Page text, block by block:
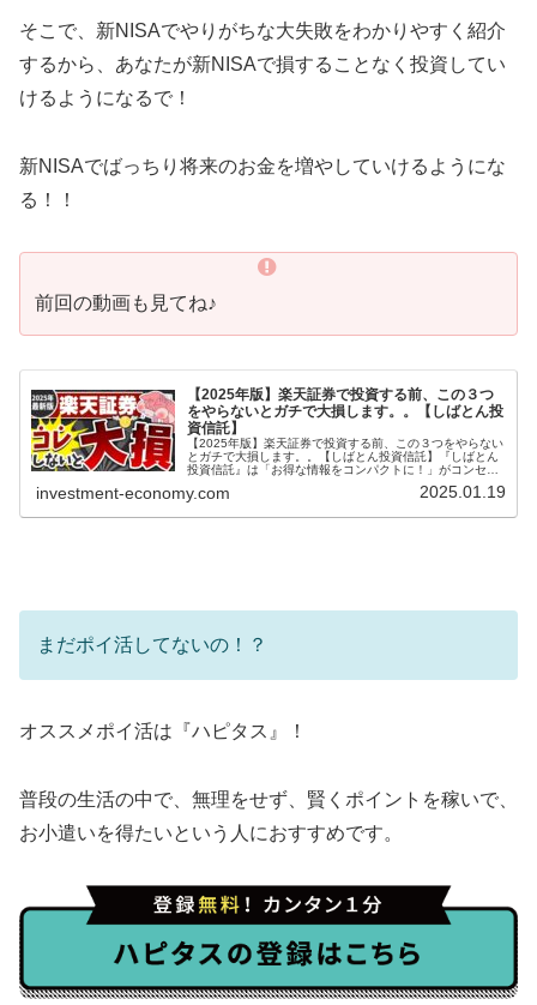
そこで、新NISAでやりがちな大失敗をわかりやすく紹介
するから、あなたが新NISAで損することなく投資してい
けるようになるで！
新NISAでばっちり将来のお金を増やしていけるようにな
る！！
前回の動画も見てね♪
【2025年版】楽天証券で投資する前、この３つ
をやらないとガチで大損します。。【しばとん投
資信託】
【2025年版】楽天証券で投資する前、この３つをやらない
とガチで大損します。。【しばとん投資信託】『しばとん
投資信託』は「お得な情報をコンパクトに！」がコンセプ
マンYouTuberが配信！...
investment-economy.com 2025.01.19
まだポイ活してないの！？
オススメポイ活は『ハピタス』！
普段の生活の中で、無理をせず、賢くポイントを稼いで、
お小遣いを得たいという人におすすめです。